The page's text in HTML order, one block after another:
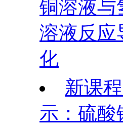
铜溶液与
溶液反应
化
新课
示：硫酸